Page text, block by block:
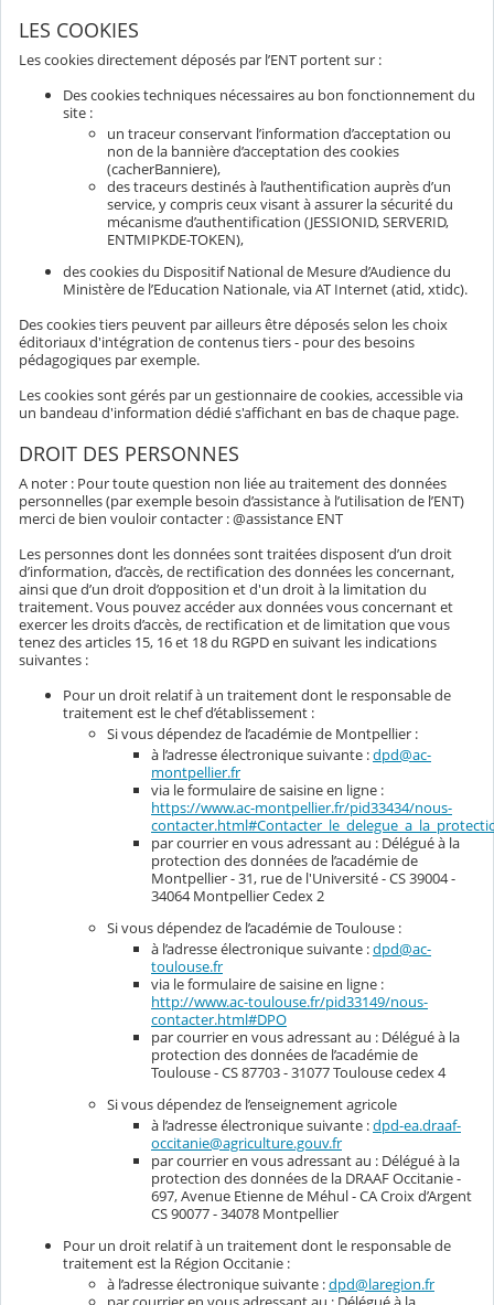
LES COOKIES
Les cookies directement déposés par l’ENT portent sur :
Des cookies techniques nécessaires au bon fonctionnement du
site :
un traceur conservant l’information d’acceptation ou
non de la bannière d’acceptation des cookies
(cacherBanniere),
des traceurs destinés à l’authentification auprès d’un
service, y compris ceux visant à assurer la sécurité du
mécanisme d’authentification (JESSIONID, SERVERID,
ENTMIPKDE-TOKEN),
des cookies du Dispositif National de Mesure d’Audience du
Ministère de l’Education Nationale, via AT Internet (atid, xtidc).
Des cookies tiers peuvent par ailleurs être déposés selon les choix
éditoriaux d'intégration de contenus tiers - pour des besoins
pédagogiques par exemple.
Les cookies sont gérés par un gestionnaire de cookies, accessible via
un bandeau d'information dédié s'affichant en bas de chaque page.
DROIT DES PERSONNES
A noter : Pour toute question non liée au traitement des données
personnelles (par exemple besoin d’assistance à l’utilisation de l’ENT)
merci de bien vouloir contacter : @assistance ENT
Les personnes dont les données sont traitées disposent d’un droit
d’information, d’accès, de rectification des données les concernant,
ainsi que d’un droit d’opposition et d'un droit à la limitation du
traitement. Vous pouvez accéder aux données vous concernant et
exercer les droits d’accès, de rectification et de limitation que vous
tenez des articles 15, 16 et 18 du RGPD en suivant les indications
suivantes :
Pour un droit relatif à un traitement dont le responsable de
traitement est le chef d’établissement :
Si vous dépendez de l’académie de Montpellier :
à l’adresse électronique suivante :dpd@ac-
montpellier.fr
via le formulaire de saisine en ligne :
https://www.ac-montpellier.fr/pid33434/nous-
par courrier en vous adressant au : Délégué à la
protection des données de l’académie de
Montpellier - 31, rue de l'Université - CS 39004 -
34064 Montpellier Cedex 2
Si vous dépendez de l’académie de Toulouse :
à l’adresse électronique suivante :dpd@ac-
toulouse.fr
via le formulaire de saisine en ligne :
http://www.ac-toulouse.fr/pid33149/nous-
contacter.html#DPO
par courrier en vous adressant au : Délégué à la
protection des données de l’académie de
Toulouse - CS 87703 - 31077 Toulouse cedex 4
Si vous dépendez de l’enseignement agricole
à l’adresse électronique suivante :dpd-ea.draaf-
occitanie@agriculture.gouv.fr
par courrier en vous adressant au : Délégué à la
protection des données de la DRAAF Occitanie -
697, Avenue Etienne de Méhul - CA Croix d’Argent
CS 90077 - 34078 Montpellier
Pour un droit relatif à un traitement dont le responsable de
traitement est la Région Occitanie :
à l’adresse électronique suivante :dpd@laregion.fr